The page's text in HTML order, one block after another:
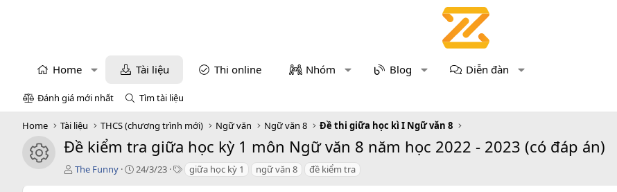
Home Tài liệu Thi online Nhóm Blog Diễn đàn
Đánh giá mới nhất Tìm tài liệu
Home Tài liệu THCS (chương trình mới) Ngữ văn Ngữ văn 8 Đề thi giữa học kì I Ngữ văn 8
icon tài liệu
Đề kiểm tra giữa học kỳ 1 môn Ngữ văn 8 năm học 2022 - 2023 (có đáp án)
T
The Funny
C
24/3/23
T giữa học kỳ 1 ngữ văn 8 đề kiểm tra